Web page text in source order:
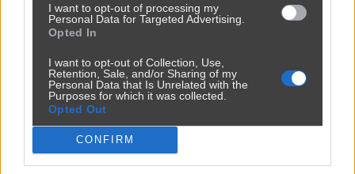
I want to opt-out of processing my
Personal Data for Targeted Advertising.
Opted In
I want to opt-out of Collection, Use,
Retention, Sale, and/or Sharing of my
Personal Data that Is Unrelated with the
Purposes for which it was collected.
Opted Out
CONFIRM